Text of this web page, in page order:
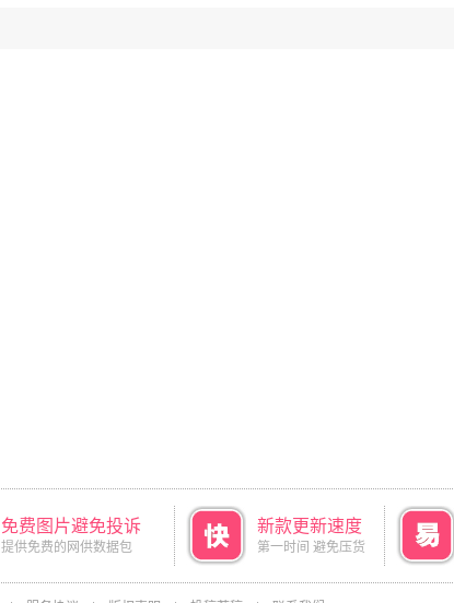
免费图片避免投诉
提供免费的网供数据包
新款更新速度
第一时间 避免压货